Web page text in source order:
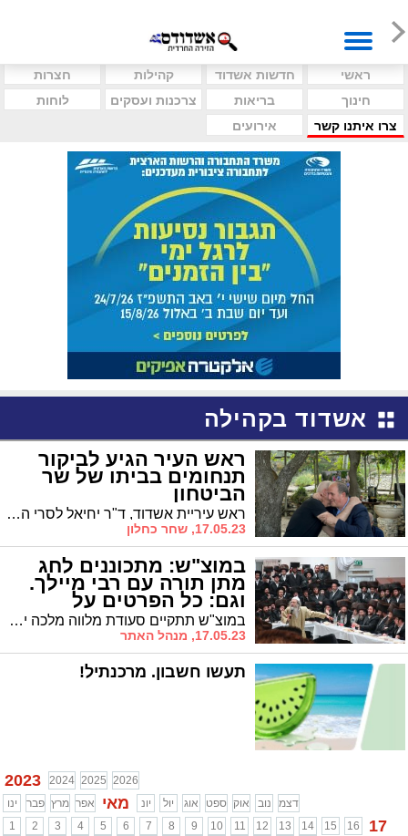
ראשי חדשות אשדוד קהילות
חצרות
חינוך
בריאות צרכנות ועסקים
לוחות
צרו איתנו קשר
אירועים
אשדוד בקהילה
ראש העיר הגיע לביקור
תנחומים בביתו של שר
הביטחון
ראש עיריית אשדוד, ד"ר יחיאל לסרי הגיע השבוע לביקור תנחומים בביתו של שר הביטחון יואב גלנט על פטירת אימו שנפטרה בשבוע שעבר
17.05.23, שחר כחלון
במוצ"ש: מתכוננים לחג
מתן תורה עם רבי מיילך.
וגם: כל הפרטים על
'המופת' במוצ"ש תתקיים סעודת מלווה מלכה יחד עם הרה"צ ר' אלימלך בידרמן שליט"א כהכנה לחג השבועות * והאם על המופת של ר' מיילעך שמעתם? כל הפרטים
17.05.23, מנהל האתר
תעשו חשבון. מרכנתיל!
2023 2024 2025 2026
ינו
פבר מרץ אפר מאי יונ יול אוג ספט אוק נוב
דצמ
1
2 3 4 5 6 7 8 9 10 11 12 13 14 15 16 17